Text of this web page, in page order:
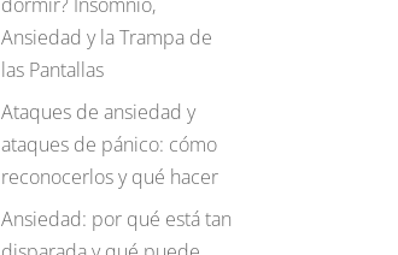
Ansiedad y la Trampa de
las Pantallas
Ataques de ansiedad y
ataques de pánico: cómo
reconocerlos y qué hacer
Ansiedad: por qué está tan